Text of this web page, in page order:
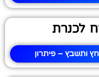
לכנרת
ותשבץ – פיתרון